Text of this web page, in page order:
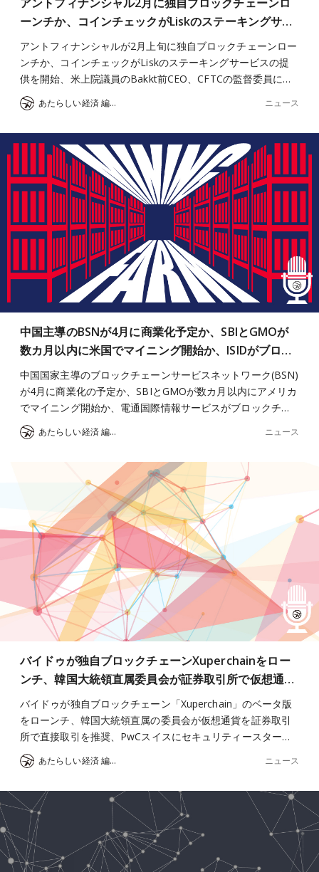
ーンチか、コインチェックがLiskのステーキングサ…
アントフィナンシャルが2月上旬に独自ブロックチェーンロー
ンチか、コインチェックがLiskのステーキングサービスの提
供を開始、米上院議員のBakkt前CEO、CFTCの監督委員に…
あたらしい経済 編集部 ニュース
中国主導のBSNが4月に商業化予定か、SBIとGMOが
数カ月以内に米国でマイニング開始か、ISIDがブロ…
中国国家主導のブロックチェーンサービスネットワーク(BSN)
が4月に商業化の予定か、SBIとGMOが数カ月以内にアメリカ
でマイニング開始か、電通国際情報サービスがブロックチ…
あたらしい経済 編集部 ニュース
バイドゥが独自ブロックチェーンXuperchainをロー
ンチ、韓国大統領直属委員会が証券取引所で仮想通…
バイドゥが独自ブロックチェーン「Xuperchain」のベータ版
をローンチ、韓国大統領直属の委員会が仮想通貨を証券取引
所で直接取引を推奨、PwCスイスにセキュリティースター…
あたらしい経済 編集部 ニュース